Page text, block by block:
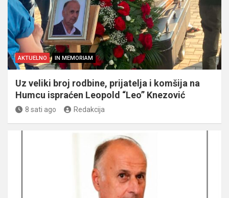
AKTUELNO IN MEMORIAM
Uz veliki broj rodbine, prijatelja i komšija na
Humcu ispraćen Leopold “Leo” Knezović
8 sati ago Redakcija